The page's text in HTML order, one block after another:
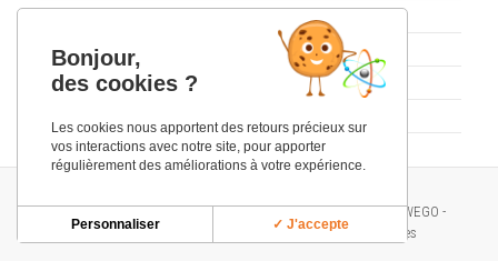
Prendre un RDV Tep Scan
Copyright 2017 Scinti-Tep . Tous droits réservés. RéalisationIWEGO -
Protection des données personnelles-Gestion des cookies
Bonjour,
des cookies ?
Les cookies nous apportent des retours précieux sur
vos interactions avec notre site, pour apporter
régulièrement des améliorations à votre expérience.
✓ J'accepte
Personnaliser